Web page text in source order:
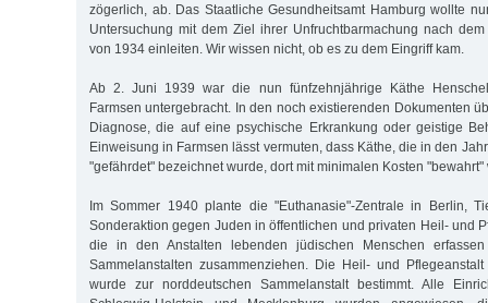
zögerlich, ab. Das Staatliche Gesundheitsamt Hamburg wollte
Untersuchung mit dem Ziel ihrer Unfruchtbarmachung nach
von 1934 einleiten. Wir wissen nicht, ob es zu dem Eingriff kam.
Ab 2. Juni 1939 war die nun fünfzehnjährige Käthe
Farmsen untergebracht. In den noch existierenden Dokumenten
Diagnose, die auf eine psychische Erkrankung oder geistige
Einweisung in Farmsen lässt vermuten, dass Käthe, die in den
"gefährdet" bezeichnet wurde, dort mit minimalen Kosten
Im Sommer 1940 plante die "Euthanasie"-Zentrale in Berlin,
Sonderaktion gegen Juden in öffentlichen und privaten Heil- und
die in den Anstalten lebenden jüdischen Menschen
Sammelanstalten zusammenziehen. Die Heil- und
wurde zur norddeutschen Sammelanstalt bestimmt. Alle